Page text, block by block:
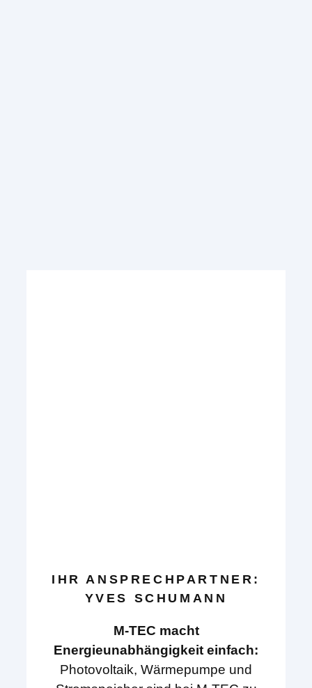
IHR ANSPRECHPARTNER:
YVES SCHUMANN
M-TEC macht
Energieunabhängigkeit einfach:
Photovoltaik, Wärmepumpe und